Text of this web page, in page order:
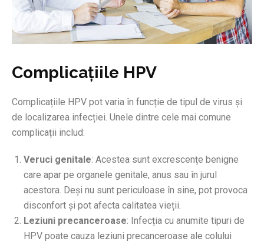
Complicațiile HPV
Complicațiile HPV pot varia în funcție de tipul de virus și
de localizarea infecției. Unele dintre cele mai comune
complicații includ:
Veruci genitale: Acestea sunt excrescențe benigne
care apar pe organele genitale, anus sau în jurul
acestora. Deși nu sunt periculoase în sine, pot provoca
disconfort și pot afecta calitatea vieții.
Leziuni precanceroase: Infecția cu anumite tipuri de
HPV poate cauza leziuni precanceroase ale colului